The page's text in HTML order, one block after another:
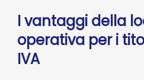
I vantaggi della
operativa per i
IVA